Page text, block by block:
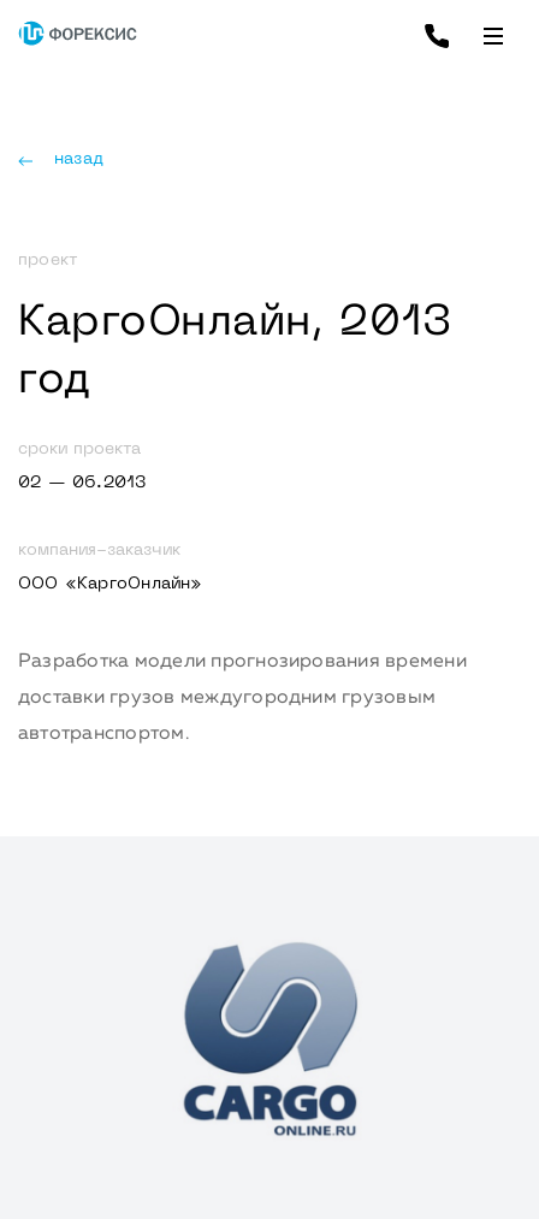
назад
проект
КаргоОнлайн, 2013
год
сроки проекта
02 — 06.2013
компания-заказчик
ООО «КаргоОнлайн»
Разработка модели прогнозирования времени
доставки грузов междугородним грузовым
автотранспортом.